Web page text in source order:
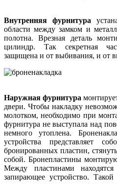
Внутренняя фурнитура
области между замком и
полотна. Врезная деталь
цилиндр. Так секретная
защищена и от выбивания, и от
Наружная фурнитура
двери. Чтобы накладку
молотком, необходимо при
фурнитура не выступала над
немного утоплена.
устройства представляет
бронированных пластин,
собой. Бронепластины
Между пластинами
запирающее устройство.